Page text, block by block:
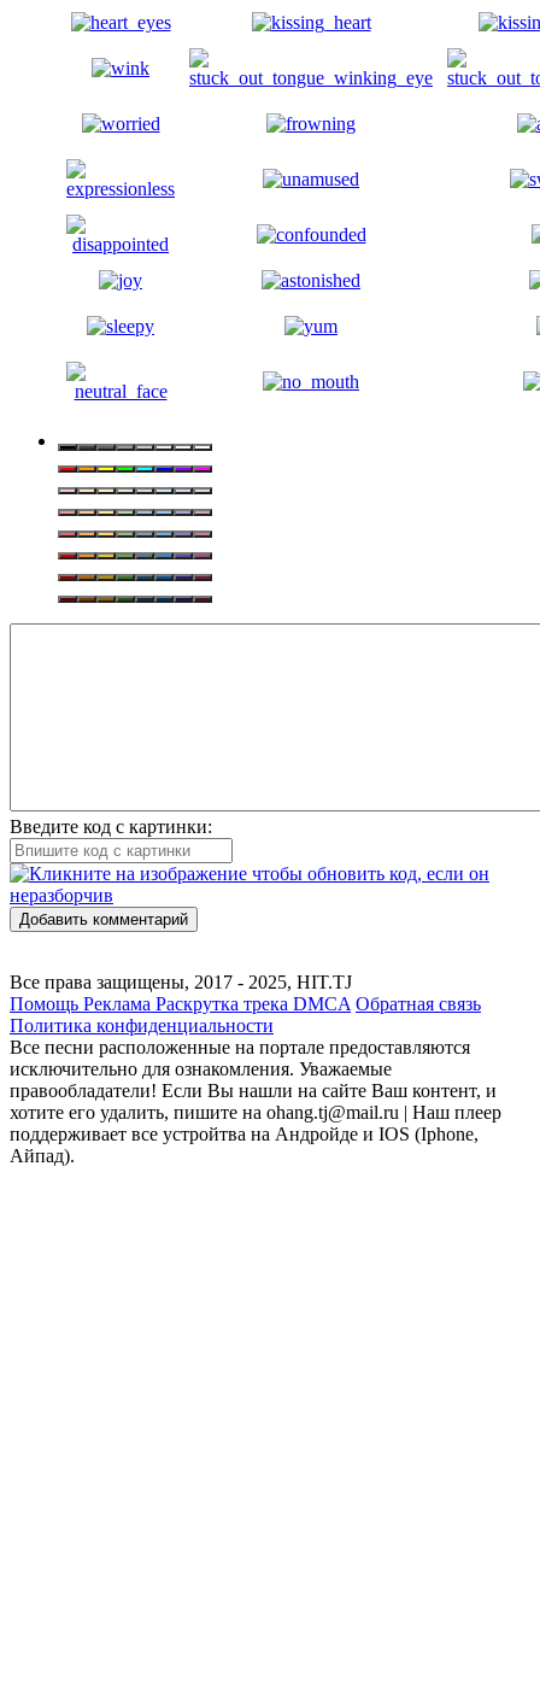
Введите код с картинки:
Добавить комментарий
Все права защищены, 2017 - 2025, HIT.TJ
Помощь Реклама Раскрутка трека DMCA Обратная связь
Политика конфиденциальности
Все песни расположенные на портале предоставляются
исключительно для ознакомления. Уважаемые
правообладатели! Если Вы нашли на сайте Ваш контент, и
хотите его удалить, пишите на ohang.tj@mail.ru | Наш плеер
поддерживает все устройтва на Андройде и IOS (Iphone,
Айпад).